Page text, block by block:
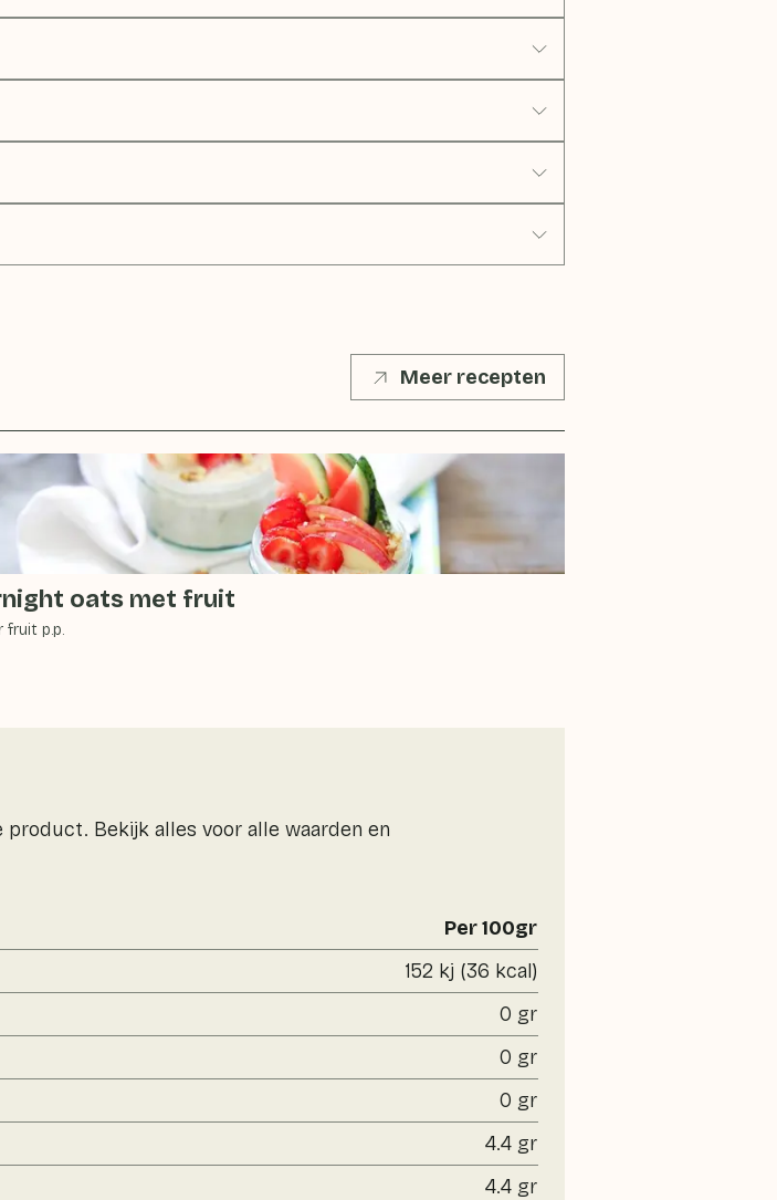
Meer recepten
oats met fruit
fruit p.p.
Bekijk alles voor alle waarden en
Per 100gr
152 kj (36 kcal)
0 gr
0 gr
0 gr
4.4 gr
4.4 gr